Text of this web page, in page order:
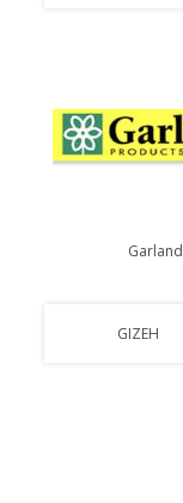
Garland
GIZEH